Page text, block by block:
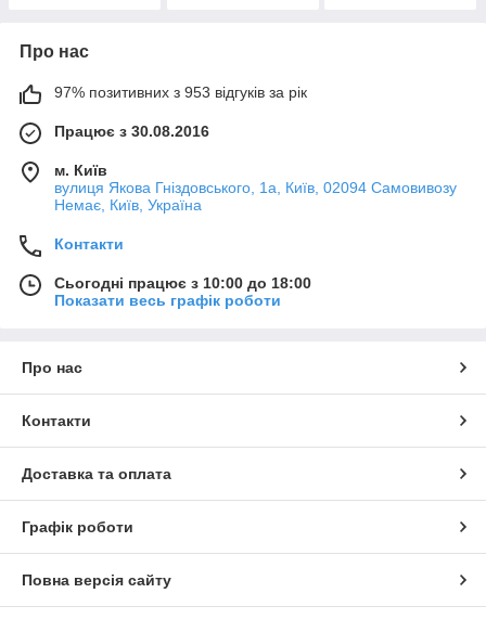
Про нас
97% позитивних з 953 відгуків за рік
Працює з 30.08.2016
м. Київ
вулиця Якова Гніздовського, 1а, Київ, 02094 Самовивозу
Немає, Київ, Україна
Контакти
Сьогодні працює з 10:00 до 18:00
Показати весь графік роботи
Про нас
Контакти
Доставка та оплата
Графік роботи
Повна версія сайту